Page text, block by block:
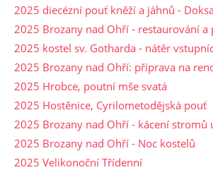
2025 diecézní pouť kněží a jáhnů -
2025 Brozany nad Ohří - restaurování a
2025 kostel sv. Gotharda - nátěr
2025 Brozany nad Ohří: příprava na
2025 Hrobce, poutní mše svatá
2025 Hostěnice, Cyrilometodějská pouť
2025 Brozany nad Ohří - kácení stromů
2025 Brozany nad Ohří - Noc kostelů
2025 Velikonoční Třídenní